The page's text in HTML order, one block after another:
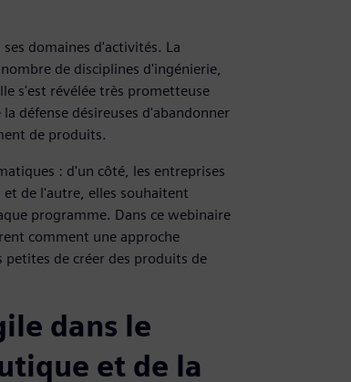
domaines d'activités. La
de disciplines d'ingénierie,
s'est révélée très prometteuse
défense désireuses d'abandonner
de produits.
: d'un côté, les entreprises
de l'autre, elles souhaitent
programme. Dans ce webinaire
comment une approche
petites de créer des produits de
dans le
et de la